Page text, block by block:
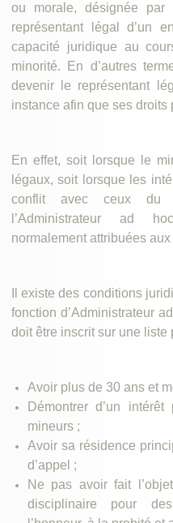
ou morale, désignée par
représentant légal d’un
capacité juridique au
minorité. En d’autres
devenir le représentant
instance afin que ses droits
En effet, soit lorsque le
légaux, soit lorsque les
conflit avec ceux du
l’Administrateur ad
normalement attribuées aux
Il existe des conditions
fonction d’Administrateur
doit être inscrit sur une liste
Avoir plus de 30 ans et
Démontrer d’un
mineurs ;
Avoir sa résidence
d’appel ;
Ne pas avoir fait
disciplinaire pour